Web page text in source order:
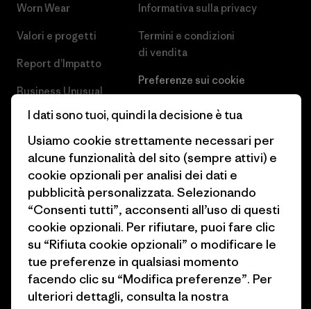
Worn Wear
Valori e progetti
Report d’Impatto
Business Unusual
Obiettivi climatici
1% For The Planet
Come finanziamo
Buoni regalo
Trova un negozio
Informativa sulla privacy
Termini e condizioni
di vendita
Preferenze sui cookie
Lavora con noi
Stampa e media
Industry program
Programma di affiliazione
Patagonia Italia Mappa del sito
I dati sono tuoi, quindi la decisione è tua
Usiamo cookie strettamente necessari per
alcune funzionalità del sito (sempre attivi) e
cookie opzionali per analisi dei dati e
pubblicità personalizzata. Selezionando
“Consenti tutti”, acconsenti all’uso di questi
cookie opzionali. Per rifiutare, puoi fare clic
su “Rifiuta cookie opzionali” o modificare le
tue preferenze in qualsiasi momento
facendo clic su “Modifica preferenze”. Per
ulteriori dettagli, consulta la nostra